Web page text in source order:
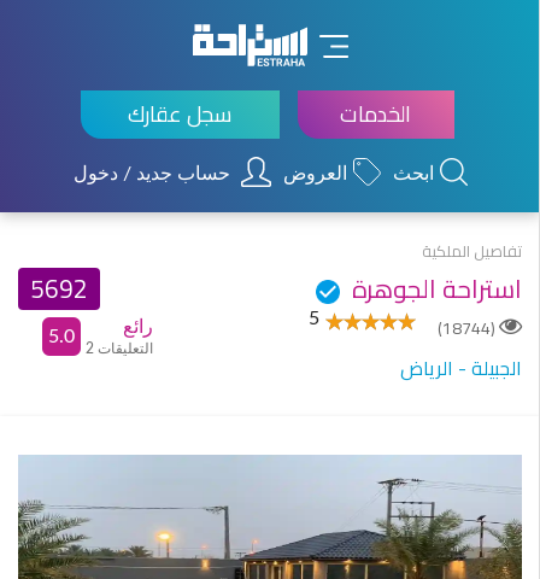
سجل عقارك الخدمات
العروض ابحث
تفاصيل الملكية
استراحة الجوهرة 5692
(18744)
5 رائع
2 التعليقات
5.0
الجبيلة - الرياض